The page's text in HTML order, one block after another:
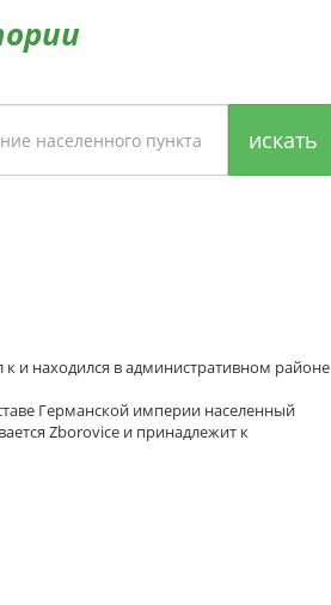
искать
и находился в административном районе
Германской империи населенный
Zborovice и принадлежит к